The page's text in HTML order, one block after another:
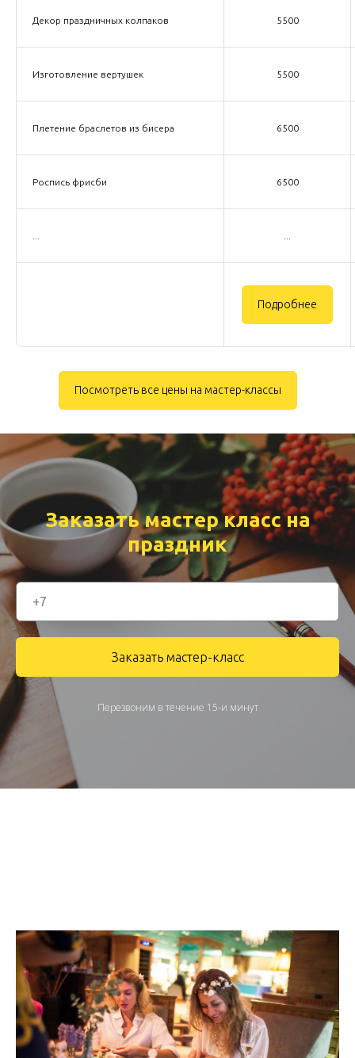
Декор праздничных колпаков 5500
Изготовление вертушек 5500
Плетение браслетов из бисера 6500
Роспись фрисби 6500
Подробнее
Посмотреть все цены на мастер-классы
Заказать мастер класс на
праздник
Заказать мастер-класс
Перезвоним в течение 15-и минут